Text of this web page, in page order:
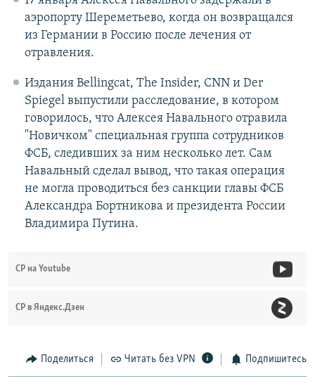
аэропорту Шереметьево, когда он возвращался
из Германии в Россию после лечения от
отравления.
Издания Bellingcat, The Insider, CNN и Der
Spiegel выпустили расследование, в котором
говорилось, что Алексея Навального отравила
"Новичком" специальная группа сотрудников
ФСБ, следивших за ним несколько лет. Сам
Навальный сделал вывод, что такая операция
не могла проводиться без санкции главы ФСБ
Александра Бортникова и президента России
Владимира Путина.
СР на Youtube
СР в Яндекс.Дзен
Поделиться Читать без VPN Подпишитесь